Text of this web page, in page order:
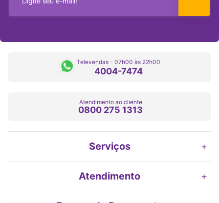
Televendas - 07h00 às 22h00
4004-7474
Atendimento ao cliente
0800 275 1313
Serviços +
Atendimento +